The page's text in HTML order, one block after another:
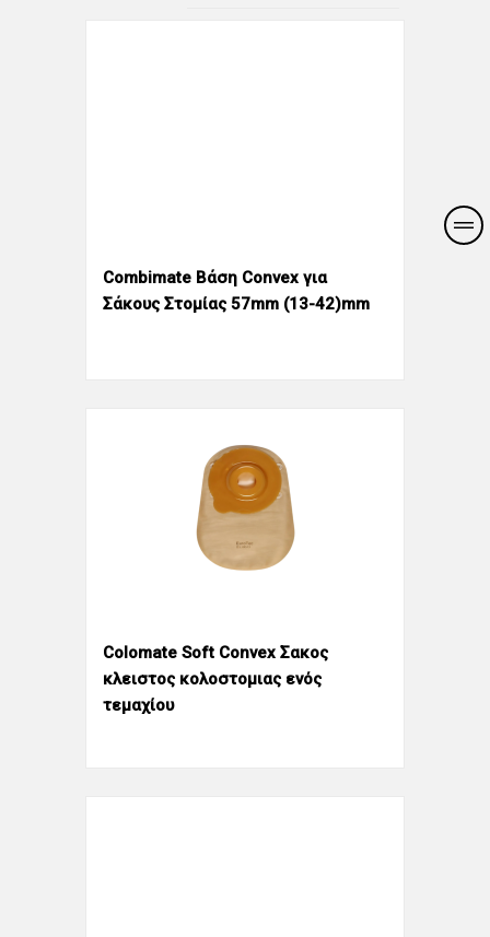
Combimate Βάση Convex για
Σάκους Στομίας 57mm (13-42)mm
Colomate Soft Convex Σακος
κλειστος κολοστομιας ενός
τεμαχίου